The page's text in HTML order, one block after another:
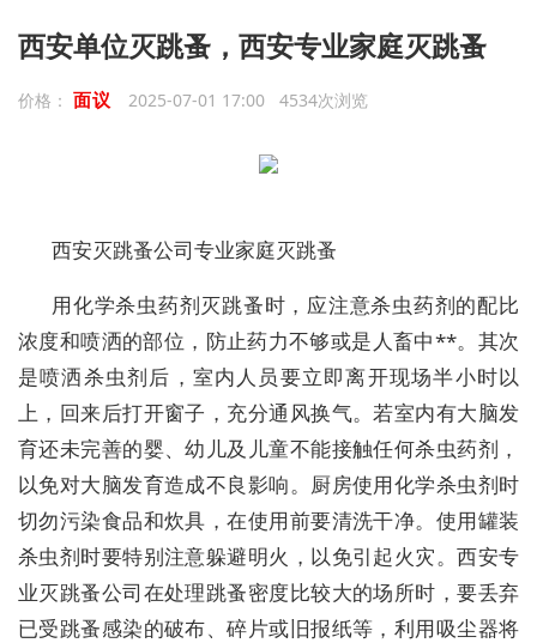
西安单位灭跳蚤，西安专业家庭灭跳蚤
价格： 面议 2025-07-01 17:00 4534次浏览
西安灭跳蚤公司专业家庭灭跳蚤
用化学杀虫药剂灭跳蚤时，应注意杀虫药剂的配比
浓度和喷洒的部位，防止药力不够或是人畜中**。其次
是喷洒杀虫剂后，室内人员要立即离开现场半小时以
上，回来后打开窗子，充分通风换气。若室内有大脑发
育还未完善的婴、幼儿及儿童不能接触任何杀虫药剂，
以免对大脑发育造成不良影响。厨房使用化学杀虫剂时
切勿污染食品和炊具，在使用前要清洗干净。使用罐装
杀虫剂时要特别注意躲避明火，以免引起火灾。西安专
业灭跳蚤公司在处理跳蚤密度比较大的场所时，要丢弃
已受跳蚤感染的破布、碎片或旧报纸等，利用吸尘器将